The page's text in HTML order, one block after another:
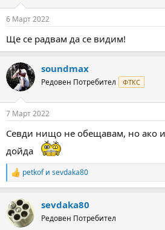
s
6 Март 2022
Ще се радвам да се видим!
soundmax
Редовен Потребител ФТКС
7 Март 2022
Севди нищо не обещавам, но ако
дойда
R
e
c
t
i
petkofи sevdaka80
sevdaka80
Редовен Потребител